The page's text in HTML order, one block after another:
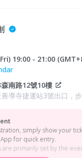
19:00 - 21:00
南路12號10樓
導寺捷運站3號出口，
simply show your
App for quick entry.
are primarily set by the